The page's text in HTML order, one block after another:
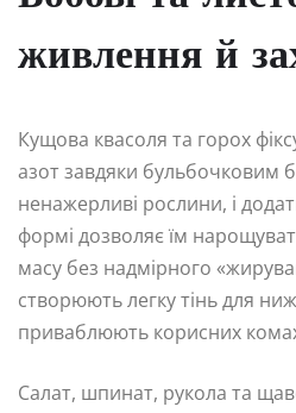
живлення й
Кущова квасоля та горох
азот завдяки бульбочковим
ненажерливі рослини, і
формі дозволяє їм
масу без надмірного
створюють легку тінь для
приваблюють корисних
Салат, шпинат, рукола та